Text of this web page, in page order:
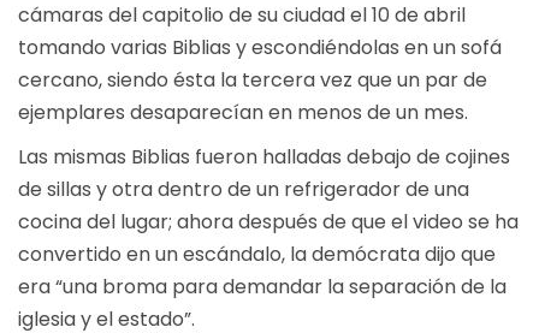
cámaras del capitolio de su ciudad el 10 de abril
tomando varias Biblias y escondiéndolas en un sofá
cercano, siendo ésta la tercera vez que un par de
ejemplares desaparecían en menos de un mes.
Las mismas Biblias fueron halladas debajo de cojines
de sillas y otra dentro de un refrigerador de una
cocina del lugar; ahora después de que el video se ha
convertido en un escándalo, la demócrata dijo que
era “una broma para demandar la separación de la
iglesia y el estado”.